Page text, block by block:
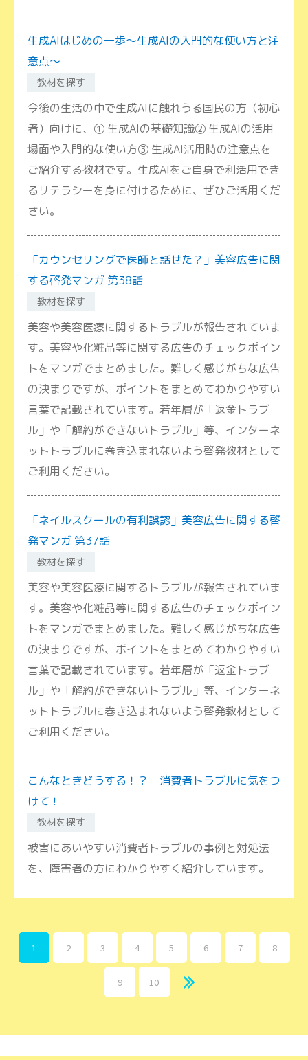
生成AIはじめの一歩～生成AIの入門的な使い方と注
意点～
教材を探す
今後の生活の中で生成AIに触れうる国民の方（初心
者）向けに、① 生成AIの基礎知識② 生成AIの活用
場面や入門的な使い方③ 生成AI活用時の注意点を
ご紹介する教材です。生成AIをご自身で利活用でき
るリテラシーを身に付けるために、ぜひご活用くだ
さい。
「カウンセリングで医師と話せた？」美容広告に関
する啓発マンガ 第38話
教材を探す
美容や美容医療に関するトラブルが報告されていま
す。美容や化粧品等に関する広告のチェックポイン
トをマンガでまとめました。難しく感じがちな広告
の決まりですが、ポイントをまとめてわかりやすい
言葉で記載されています。若年層が「返金トラブ
ル」や「解約ができないトラブル」等、インターネ
ットトラブルに巻き込まれないよう啓発教材として
ご利用ください。
「ネイルスクールの有利誤認」美容広告に関する啓
発マンガ 第37話
教材を探す
美容や美容医療に関するトラブルが報告されていま
す。美容や化粧品等に関する広告のチェックポイン
トをマンガでまとめました。難しく感じがちな広告
の決まりですが、ポイントをまとめてわかりやすい
言葉で記載されています。若年層が「返金トラブ
ル」や「解約ができないトラブル」等、インターネ
ットトラブルに巻き込まれないよう啓発教材として
ご利用ください。
こんなときどうする！？ 消費者トラブルに気をつ
けて！
教材を探す
被害にあいやすい消費者トラブルの事例と対処法
を、障害者の方にわかりやすく紹介しています。
1 2 3 4 5 6 7 8
9 10